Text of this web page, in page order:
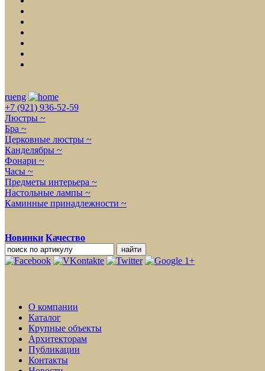
rueng
+7 (921) 936-52-59
Люстры ~
Бра ~
Церковные люстры ~
Канделябры ~
Фонари ~
Часы ~
Предметы интерьера ~
Настольные лампы ~
Каминные принадлежности ~
Новинки Качество
О компании
Каталог
Крупные объекты
Архитекторам
Публикации
Контакты